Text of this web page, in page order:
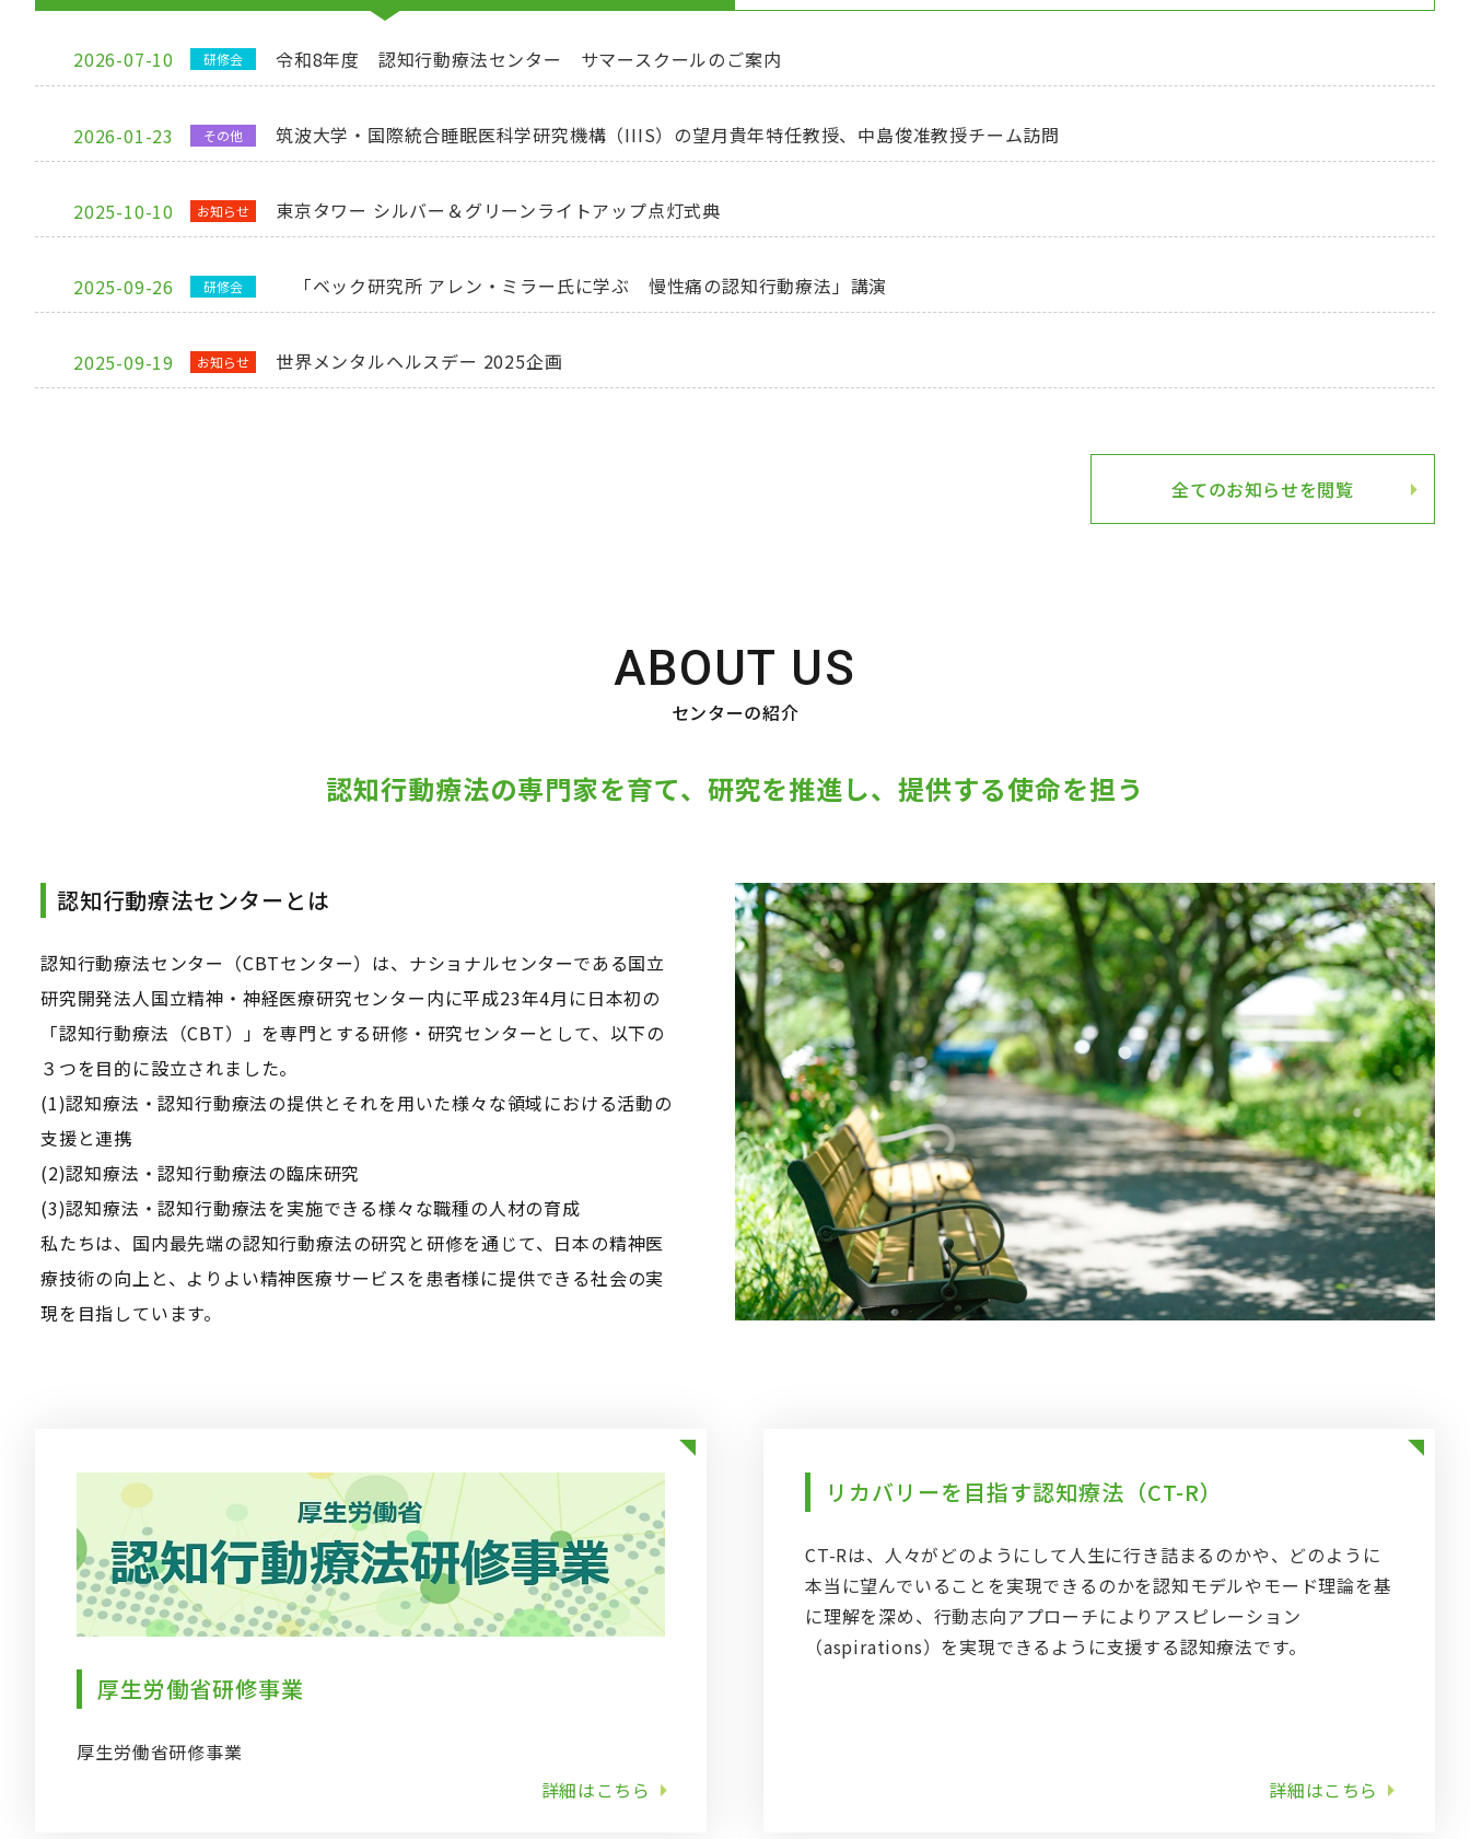
2026-07-10 研修会 令和8年度 認知行動療法センター サマースクールのご案内
2026-01-23 その他 筑波大学・国際統合睡眠医科学研究機構（IIIS）の望月貴年特任教授、中島俊准教授チーム訪問
2025-10-10 お知らせ 東京タワー シルバー＆グリーンライトアップ点灯式典
2025-09-26 研修会 「ベック研究所 アレン・ミラー氏に学ぶ 慢性痛の認知行動療法」講演
2025-09-19 お知らせ 世界メンタルヘルスデー 2025企画
全てのお知らせを閲覧
ABOUT US
センターの紹介
認知行動療法の専門家を育て、研究を推進し、提供する使命を担う
認知行動療法センターとは
認知行動療法センター（CBTセンター）は、ナショナルセンターである国立
研究開発法人国立精神・神経医療研究センター内に平成23年4月に日本初の
「認知行動療法（CBT）」を専門とする研修・研究センターとして、以下の
３つを目的に設立されました。
(1)認知療法・認知行動療法の提供とそれを用いた様々な領域における活動の
支援と連携
(2)認知療法・認知行動療法の臨床研究
(3)認知療法・認知行動療法を実施できる様々な職種の人材の育成
私たちは、国内最先端の認知行動療法の研究と研修を通じて、日本の精神医
療技術の向上と、よりよい精神医療サービスを患者様に提供できる社会の実
現を目指しています。
厚生労働省研修事業
厚生労働省研修事業
詳細はこちら
リカバリーを目指す認知療法（CT-R）
CT-Rは、人々がどのようにして人生に行き詰まるのかや、どのように
本当に望んでいることを実現できるのかを認知モデルやモード理論を基
に理解を深め、行動志向アプローチによりアスピレーション
（aspirations）を実現できるように支援する認知療法です。
詳細はこちら